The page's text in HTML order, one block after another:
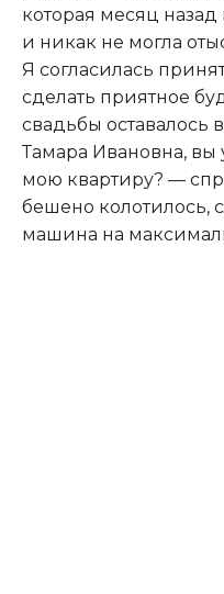
которая месяц
и никак не могла
Я согласилась
сделать приятное
свадьбы оставалось
Тамара Ивановна, вы
мою квартиру? —
бешено колотилось,
машина на